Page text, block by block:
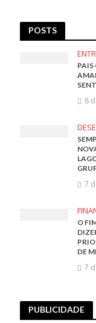
POSTS
PAIS
8
7
O
DE
7
PUBLICIDADE